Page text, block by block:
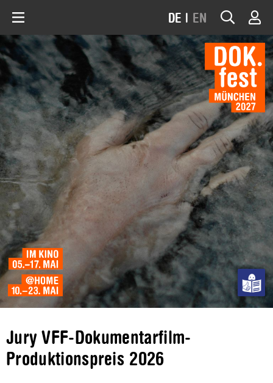
DE | EN
Jury VFF-Dokumentarfilm-
Produktionspreis 2026